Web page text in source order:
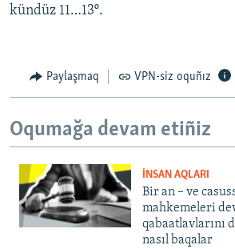
kündüz 11…13º.
Paylaşmaq VPN-siz oquñız
Oqumağa devam etiñiz
İNSAN AQLARI
Bir an – ve
mahkemeleri
qabaatlavlarını
nasıl baqalar